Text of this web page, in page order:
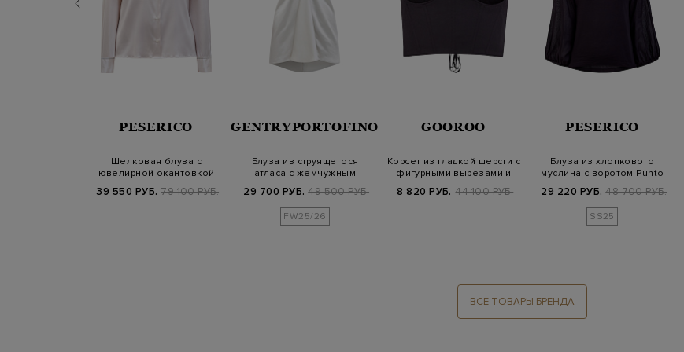
PESERICO
Шелковая блуза с
ювелирной окантовкой
39 550 РУБ. 79 100 РУБ.
GENTRYPORTOFINO
Блуза из струящегося
атласа с жемчужным
29 700 РУБ. 49 500 РУБ.
FW25/26
GOOROO
Корсет из гладкой шерсти с
фигурными вырезами и
8 820 РУБ. 44 100 РУБ.
PESERICO
Блуза из хлопкового
муслина с воротом Punto
29 220 РУБ. 48 700 РУБ.
SS25
ВСЕ ТОВАРЫ БРЕНДА